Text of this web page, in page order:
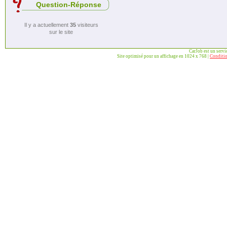
Question-Réponse
Il y a actuellement 35visiteurs
sur le site
CarJob est un
Site optimisé pour un affichage en 1024 x 768 |